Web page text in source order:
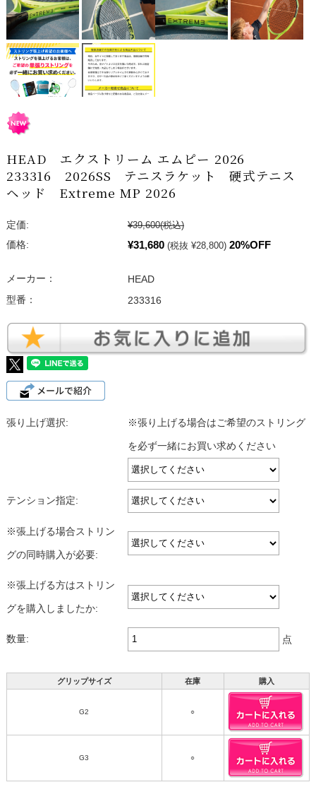
HEAD エクストリーム エムピー 2026
233316 2026SS テニスラケット 硬式テニス
ヘッド Extreme MP 2026
定価: ¥39,600(税込)
価格:
¥31,680 (税抜 ¥28,800) 20%OFF
メーカー：
HEAD
型番：
233316
張り上げ選択: ※張り上げる場合はご希望のストリング
を必ず一緒にお買い求めください
テンション指定:
※張上げる場合ストリン
グの同時購入が必要:
※張上げる方はストリン
グを購入しましたか:
数量: 点
グリップサイズ 在庫 購入
G2 ○
G3 ○